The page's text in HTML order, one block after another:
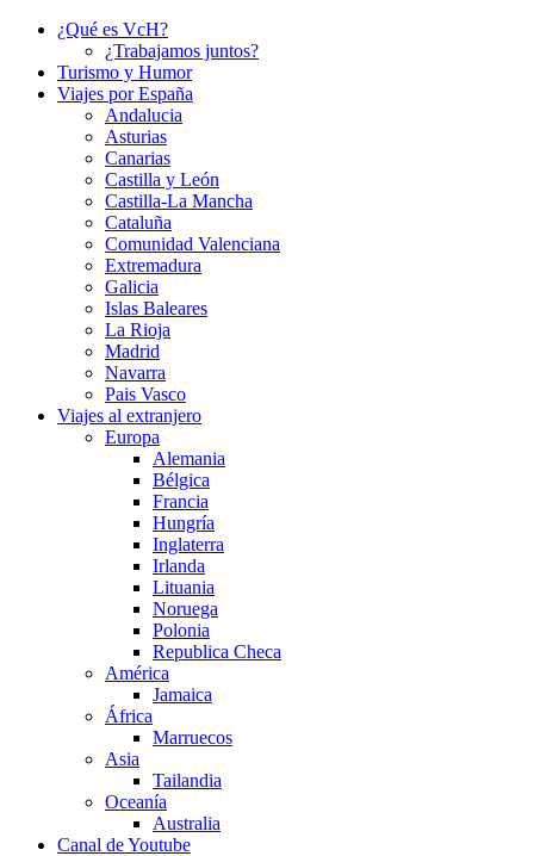
¿Qué es VcH?
¿Trabajamos juntos?
Turismo y Humor
Viajes por España
Andalucia
Asturias
Canarias
Castilla y León
Castilla-La Mancha
Cataluña
Comunidad Valenciana
Extremadura
Galicia
Islas Baleares
La Rioja
Madrid
Navarra
Pais Vasco
Viajes al extranjero
Europa
Alemania
Bélgica
Francia
Hungría
Inglaterra
Irlanda
Lituania
Noruega
Polonia
Republica Checa
América
Jamaica
África
Marruecos
Asia
Tailandia
Oceanía
Australia
Canal de Youtube